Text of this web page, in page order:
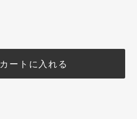
カートに入れる